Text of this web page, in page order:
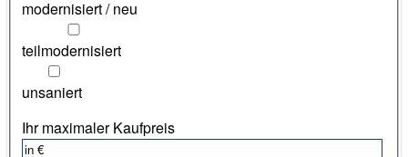
modernisiert / neu
teilmodernisiert
unsaniert
Ihr maximaler Kaufpreis